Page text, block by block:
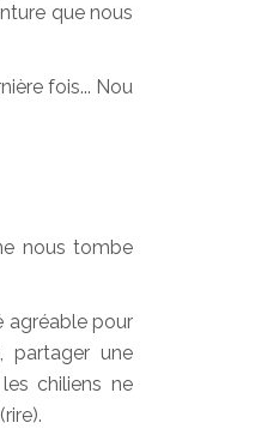
que nous
fois... Nou
nous tombe
agréable pour
partager une
chiliens ne